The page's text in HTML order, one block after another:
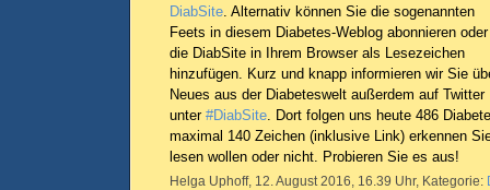
DiabSite. Alternativ können Sie die sogenannten
Feets in diesem Diabetes-Weblog abonnieren oder
die DiabSite in Ihrem Browser als Lesezeichen
hinzufügen. Kurz und knapp informieren wir Sie
Neues aus der Diabeteswelt außerdem auf Twitter
unter #DiabSite. Dort folgen uns heute 486
maximal 140 Zeichen (inklusive Link) erkennen
lesen wollen oder nicht. Probieren Sie es aus!
Helga Uphoff, 12. August 2016, 16.39 Uhr, Kategorie: